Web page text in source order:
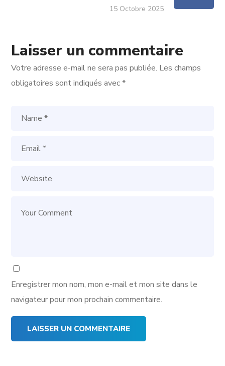
15 Octobre 2025
Laisser un commentaire
Votre adresse e-mail ne sera pas publiée. Les champs
obligatoires sont indiqués avec*
Enregistrer mon nom, mon e-mail et mon site dans le
navigateur pour mon prochain commentaire.